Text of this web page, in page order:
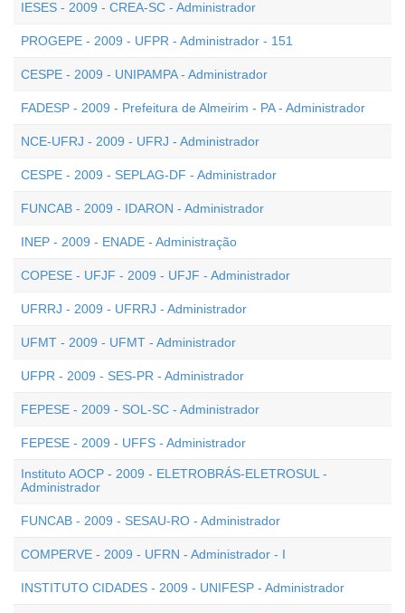
IESES - 2009 - CREA-SC - Administrador
PROGEPE - 2009 - UFPR - Administrador - 151
CESPE - 2009 - UNIPAMPA - Administrador
FADESP - 2009 - Prefeitura de Almeirim - PA - Administrador
NCE-UFRJ - 2009 - UFRJ - Administrador
CESPE - 2009 - SEPLAG-DF - Administrador
FUNCAB - 2009 - IDARON - Administrador
INEP - 2009 - ENADE - Administração
COPESE - UFJF - 2009 - UFJF - Administrador
UFRRJ - 2009 - UFRRJ - Administrador
UFMT - 2009 - UFMT - Administrador
UFPR - 2009 - SES-PR - Administrador
FEPESE - 2009 - SOL-SC - Administrador
FEPESE - 2009 - UFFS - Administrador
Instituto AOCP - 2009 - ELETROBRÁS-ELETROSUL -
Administrador
FUNCAB - 2009 - SESAU-RO - Administrador
COMPERVE - 2009 - UFRN - Administrador - I
INSTITUTO CIDADES - 2009 - UNIFESP - Administrador